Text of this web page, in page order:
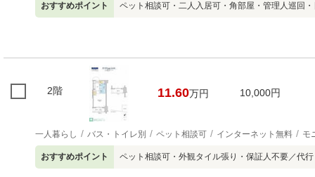
おすすめポイント ペット相談可・二人入居可・角部屋・管理人巡回
2階 11.60万円 10,000円
一人暮らし バス・トイレ別 ペット相談可 インターネット無料 モ
おすすめポイント ペット相談可・外観タイル張り・保証人不要／代